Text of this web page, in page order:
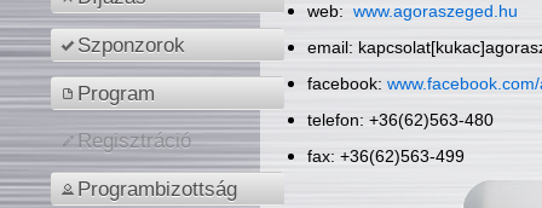
Szponzorok
Program
Regisztráció
Programbizottság
web: www.agoraszeged.hu
email:
facebook:
telefon: +36(62)563-480
fax: +36(62)563-499